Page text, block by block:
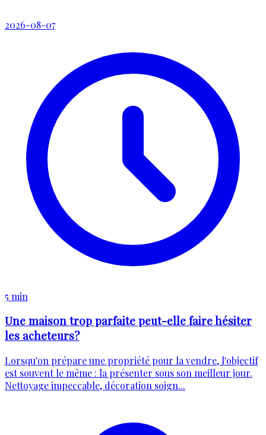
2026-08-07
5 min
Une maison trop parfaite peut-elle faire hésiter
les acheteurs?
Lorsqu'on prépare une propriété pour la vendre, l'objectif
est souvent le même : la présenter sous son meilleur jour.
Nettoyage impeccable, décoration soign...